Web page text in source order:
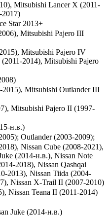
Mitsubishi Lancer X (2011-
2017)
Star 2013+
Mitsubishi Pajero III
Mitsubishi Pajero IV
2014), Mitsubishi Pajero
Mitsubishi Outlander III
Mitsubishi Pajero II (1997-
н.в.)
Outlander (2003-2009);
Nissan Cube (2008-2021),
(2014-н.в.), Nissan Note
2018), Nissan Qashqai
2013), Nissan Tiida (2004-
Nissan X-Trail II (2007-2010)
Nissan Teana II (2011-2014)
Juke (2014-н.в.)